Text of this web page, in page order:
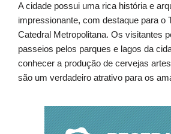
A cidade possui uma rica história e
impressionante, com destaque para o
Catedral Metropolitana. Os visitantes
passeios pelos parques e lagos da
conhecer a produção de cervejas
são um verdadeiro atrativo para os